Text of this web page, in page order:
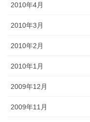
2010年4月
2010年3月
2010年2月
2010年1月
2009年12月
2009年11月